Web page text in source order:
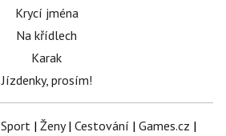
Krycí jména
Na křídlech
Karak
Jízdenky, prosím!
Sport | Ženy| Cestování | Games.cz |